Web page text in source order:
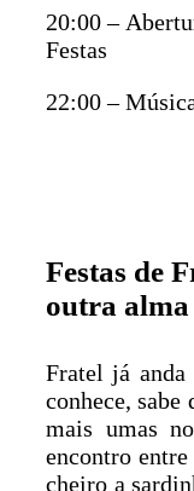
20:00 –
Festas
22:00 –
Festas de
outra
Fratel já
conhece, sabe
mais umas
encontro
cheiro a